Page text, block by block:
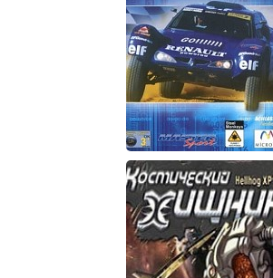
Party Animals